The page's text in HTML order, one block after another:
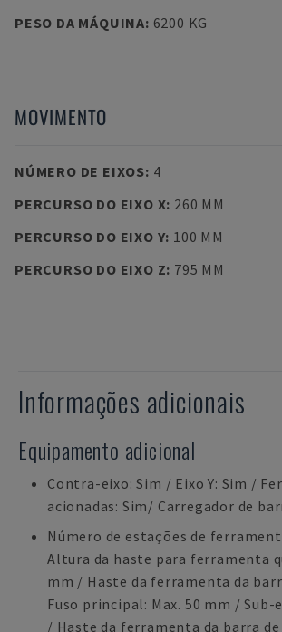
PESO DA MÁQUINA: 6200 KG
MOVIMENTO
NÚMERO DE EIXOS: 4
PERCURSO DO EIXO X: 260 MM
PERCURSO DO EIXO Y: 100 MM
PERCURSO DO EIXO Z: 795 MM
Informações adicionais
Equipamento adicional
Contra-eixo: Sim / Eixo Y: Sim /
acionadas: Sim/ Carregador de
Número de estações de
Altura da haste para ferramenta
mm / Haste da ferramenta da
Fuso principal: Max. 50 mm / Sub-
/ Haste da ferramenta da barra